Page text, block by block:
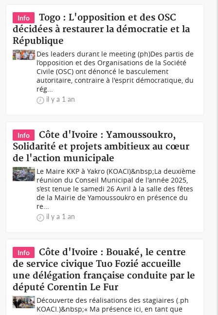
Info
Togo : L'opposition et des OSC
décidées à restaurer la démocratie et la
République
Des leaders durant le meeting (ph)Des partis de
l’opposition et des Organisations de la Société
Civile (OSC) ont dénoncé le basculement
autoritaire, contraire à l'esprit démocratique, du
rég...
il y a 1 an
Info
Côte d'Ivoire : Yamoussoukro,
Solidarité et projets ambitieux au cœur
de l'action municipale
Le Maire KKP à Yakro (KOACI)&nbsp;La deuxième
réunion du Conseil Municipal de l'année 2025,
s’est tenue le samedi 26 Avril à la salle des fêtes
de la Mairie de Yamoussoukro en présence du
re...
il y a 1 an
Info
Côte d'Ivoire : Bouaké, le centre
de service civique Tuo Fozié accueille
une délégation française conduite par le
député Corentin Le Fur
Découverte des réalisations des stagiaires (.ph
KOACI.)&nbsp;« Ma présence ici, en tant que